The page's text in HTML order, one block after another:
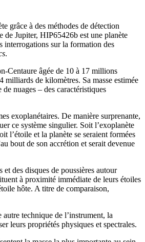
grâce à des méthodes de détection
de Jupiter, HIP65426b est une planète
interrogations sur la formation des
.
Centaure âgée de 10 à 17 millions
milliards de kilomètres. Sa masse estimée
nuages – des caractéristiques
exoplanétaires. De manière surprenante,
ce système singulier. Soit l’exoplanète
l’étoile et la planète se seraient formées
bout de son accrétion et serait devenue
des disques de poussières autour
à proximité immédiate de leurs étoiles
hôte. A titre de comparaison,
technique de l’instrument, la
leurs propriétés physiques et spectrales.